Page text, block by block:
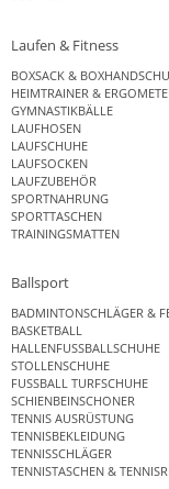
Laufen & Fitness
BOXSACK &
HEIMTRAINER &
GYMNASTIKBÄLLE
LAUFHOSEN
LAUFSCHUHE
LAUFSOCKEN
LAUFZUBEHÖR
SPORTNAHRUNG
SPORTTASCHEN
TRAININGSMATTEN
Ballsport
BADMINTONSCHLÄGER &
BASKETBALL
HALLENFUSSBALLSCHUHE
STOLLENSCHUHE
FUSSBALL TURFSCHUHE
SCHIENBEINSCHONER
TENNIS AUSRÜSTUNG
TENNISBEKLEIDUNG
TENNISSCHLÄGER
TENNISTASCHEN &